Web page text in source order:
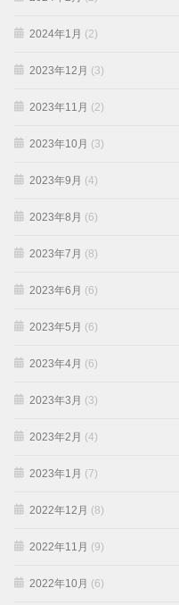
2024年1月 (2)
2023年12月 (3)
2023年11月 (2)
2023年10月 (3)
2023年9月 (4)
2023年8月 (6)
2023年7月 (8)
2023年6月 (6)
2023年5月 (6)
2023年4月 (6)
2023年3月 (3)
2023年2月 (4)
2023年1月 (7)
2022年12月 (8)
2022年11月 (9)
2022年10月 (6)